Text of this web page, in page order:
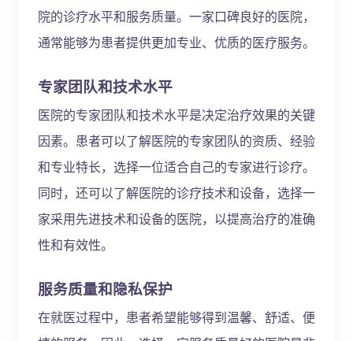
院的诊疗水平和服务质量。一家口碑良好的医院，
通常能够为患者提供更加专业、优质的医疗服务。
专家团队和技术水平
医院的专家团队和技术水平是决定治疗效果的关键
因素。患者可以了解医院的专家团队的资质、经验
和专业特长，选择一位适合自己的专家进行诊疗。
同时，还可以了解医院的诊疗技术和设备，选择一
家采用先进技术和设备的医院，以提高治疗的准确
性和有效性。
服务质量和隐私保护
在就医过程中，患者希望能够得到温馨、舒适、便